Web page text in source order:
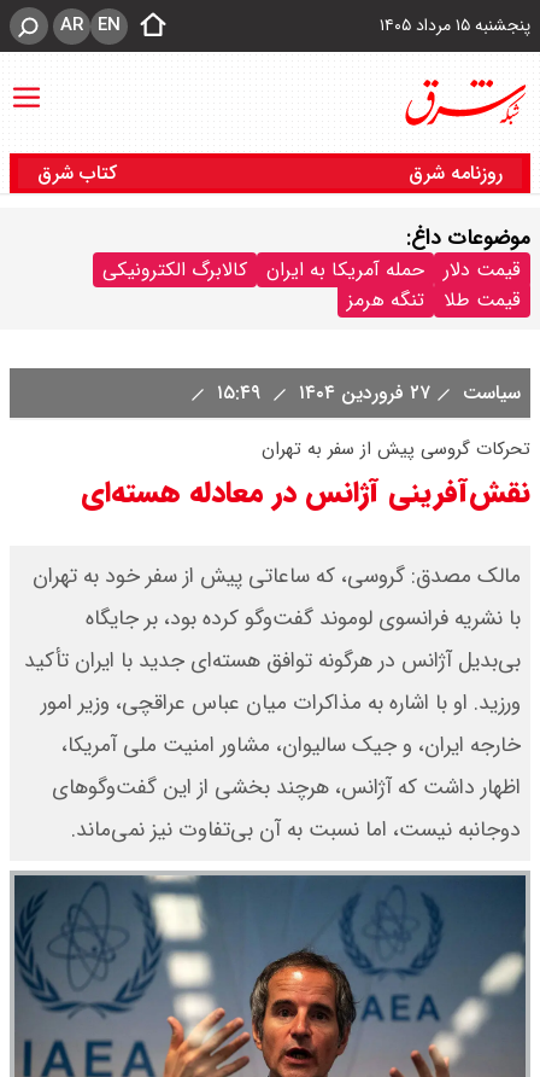
پنجشنبه ۱۵ مرداد ۱۴۰۵ EN
AR
روزنامه شرق کتاب شرق
موضوعات داغ:
قیمت دلار حمله آمریکا به ایران
کالابرگ الکترونیکی
قیمت طلا
تنگه هرمز
سیاست ۲۷ فروردین ۱۴۰۴
تحرکات گروسی پیش از سفر به تهران
نقش‌آفرینی آژانس در معادله هسته‌ای
مالک مصدق: گروسی، که ساعاتی پیش از سفر خود به تهران
با نشریه فرانسوی لوموند گفت‌وگو کرده بود، بر جایگاه
بی‌بدیل آژانس در هرگونه توافق هسته‌ای جدید با ایران تأکید
ورزید. او با اشاره به مذاکرات میان عباس عراقچی، وزیر امور
خارجه ایران، و جیک سالیوان، مشاور امنیت ملی آمریکا،
اظهار داشت که آژانس، هرچند بخشی از این گفت‌وگوهای
دوجانبه نیست، اما نسبت به آن بی‌تفاوت نیز نمی‌ماند.